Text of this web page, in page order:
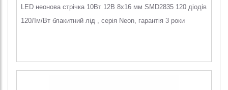
LED неонова стрічка 10Вт 12В 8х16 мм SMD2835 120 діодів
120Лм/Вт блакитний лід , серія Neon, гарантія 3 роки